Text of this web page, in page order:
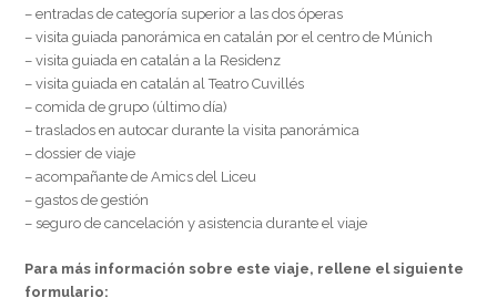
– entradas de categoría superior a las dos óperas
– visita guiada panorámica en catalán por el centro de Múnich
– visita guiada en catalán a la Residenz
– visita guiada en catalán al Teatro Cuvillés
– comida de grupo (último día)
– traslados en autocar durante la visita panorámica
– dossier de viaje
– acompañante de Amics del Liceu
– gastos de gestión
– seguro de cancelación y asistencia durante el viaje
Para más información sobre este viaje, rellene el siguiente
formulario: